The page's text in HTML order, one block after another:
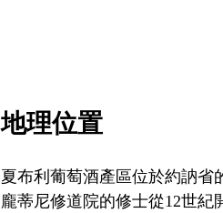
地理位置
夏布利葡萄酒產區位於約訥省
龐蒂尼修道院的修士從12世紀